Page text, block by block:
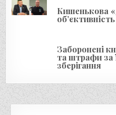
Кишенькова
Заборонені
та штрафи за
зберігання